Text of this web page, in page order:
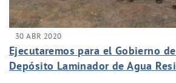
30 ABR 2020
Ejecutaremos para el Gobierno
Depósito Laminador de Agua